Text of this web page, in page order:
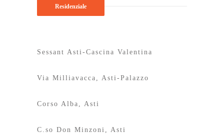
Residenziale
Sessant Asti-Cascina Valentina
Via Milliavacca, Asti-Palazzo
Corso Alba, Asti
C.so Don Minzoni, Asti